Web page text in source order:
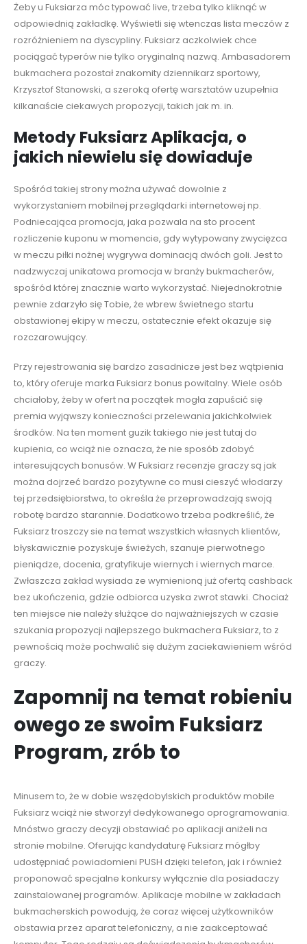
Żeby u Fuksiarza móc typować live, trzeba tylko kliknąć w
odpowiednią zakładkę. Wyświetli się wtenczas lista meczów z
rozróżnieniem na dyscypliny. Fuksiarz aczkolwiek chce
pociągać typerów nie tylko oryginalną nazwą. Ambasadorem
bukmachera pozostał znakomity dziennikarz sportowy,
Krzysztof Stanowski, a szeroką ofertę warsztatów uzupełnia
kilkanaście ciekawych propozycji, takich jak m. in.
Metody Fuksiarz Aplikacja, o
jakich niewielu się dowiaduje
Spośród takiej strony można używać dowolnie z
wykorzystaniem mobilnej przeglądarki internetowej np.
Podniecająca promocja, jaka pozwala na sto procent
rozliczenie kuponu w momencie, gdy wytypowany zwycięzca
w meczu piłki nożnej wygrywa dominacją dwóch goli. Jest to
nadzwyczaj unikatowa promocja w branży bukmacherów,
spośród której znacznie warto wykorzystać. Niejednokrotnie
pewnie zdarzyło się Tobie, że wbrew świetnego startu
obstawionej ekipy w meczu, ostatecznie efekt okazuje się
rozczarowujący.
Przy rejestrowania się bardzo zasadnicze jest bez wątpienia
to, który oferuje marka Fuksiarz bonus powitalny. Wiele osób
chciałoby, żeby w ofert na początek mogła zapuścić się
premia wyjąwszy konieczności przelewania jakichkolwiek
środków. Na ten moment guzik takiego nie jest tutaj do
kupienia, co wciąż nie oznacza, że nie sposób zdobyć
interesujących bonusów. W Fuksiarz recenzje graczy są jak
można dojrzeć bardzo pozytywne co musi cieszyć włodarzy
tej przedsiębiorstwa, to określa że przeprowadzają swoją
robotę bardzo starannie. Dodatkowo trzeba podkreślić, że
Fuksiarz troszczy sie na temat wszystkich własnych klientów,
błyskawicznie pozyskuje świeżych, szanuje pierwotnego
pieniądze, docenia, gratyfikuje wiernych i wiernych marce.
Zwłaszcza zakład wysiada ze wymienioną już ofertą cashback
bez ukończenia, gdzie odbiorca uzyska zwrot stawki. Chociaż
ten miejsce nie należy służące do najważniejszych w czasie
szukania propozycji najlepszego bukmachera Fuksiarz, to z
pewnością może pochwalić się dużym zaciekawieniem wśród
graczy.
Zapomnij na temat robieniu
owego ze swoim Fuksiarz
Program, zrób to
Minusem to, że w dobie wszędobylskich produktów mobile
Fuksiarz wciąż nie stworzył dedykowanego oprogramowania.
Mnóstwo graczy decyzji obstawiać po aplikacji aniżeli na
stronie mobilne. Oferując kandydaturę Fuksiarz mógłby
udostępniać powiadomieni PUSH dzięki telefon, jak i również
proponować specjalne konkursy wyłącznie dla posiadaczy
zainstalowanej programów. Aplikacje mobilne w zakładach
bukmacherskich powodują, że coraz więcej użytkowników
obstawia przez aparat telefoniczny, a nie zaakceptować